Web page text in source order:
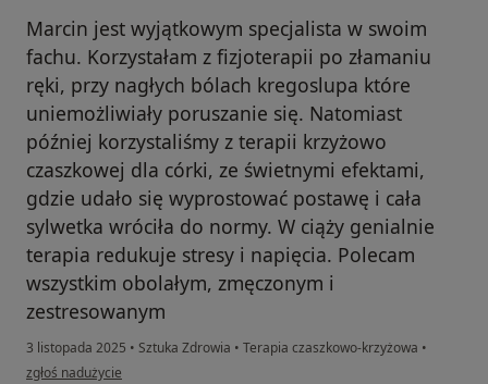
Marcin jest wyjątkowym specjalista w swoim
fachu. Korzystałam z fizjoterapii po złamaniu
ręki, przy nagłych bólach kregoslupa które
uniemożliwiały poruszanie się. Natomiast
później korzystaliśmy z terapii krzyżowo
czaszkowej dla córki, ze świetnymi efektami,
gdzie udało się wyprostować postawę i cała
sylwetka wróciła do normy. W ciąży genialnie
terapia redukuje stresy i napięcia. Polecam
wszystkim obolałym, zmęczonym i
zestresowanym
3 listopada 2025 • Sztuka Zdrowia • Terapia czaszkowo-krzyżowa •
w opinii użytkownika Ewelina
zgłoś nadużycie